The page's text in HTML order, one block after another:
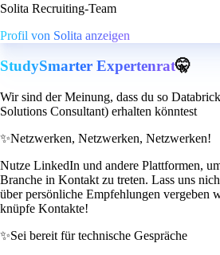
Solita Recruiting-Team
Profil von Solita anzeigen
StudySmarter Expertenrat🤫
Wir sind der Meinung, dass du so
Solutions Consultant) erhalten könntest
✨Netzwerken, Netzwerken, Netzwerken!
Nutze LinkedIn und andere Plattformen,
Branche in Kontakt zu treten. Lass uns
über persönliche Empfehlungen vergeben
knüpfe Kontakte!
✨Sei bereit für technische Gespräche